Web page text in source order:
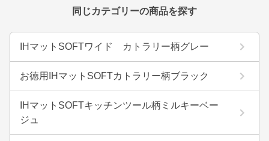
同じカテゴリーの商品を探す
IHマットSOFTワイド カトラリー柄グレー
お徳用IHマットSOFTカトラリー柄ブラック
IHマットSOFTキッチンツール柄ミルキーベー
ジュ